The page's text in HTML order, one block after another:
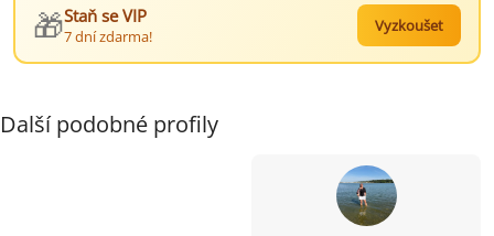
🎁Staň se VIP
7 dní zdarma!
Vyzkoušet
Další podobné profily